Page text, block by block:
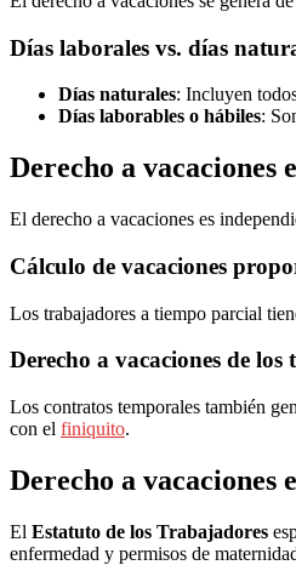
Días laborales vs. días
Días naturales: Incluyen
Días laborables o hábiles:
Derecho a
El derecho a vacaciones es
Cálculo de vacaciones
Los trabajadores a tiempo parcial
Derecho a vacaciones de
Los contratos temporales también
con el finiquito.
Derecho a vacaciones
El Estatuto de los Trabajadores
enfermedad y permisos de